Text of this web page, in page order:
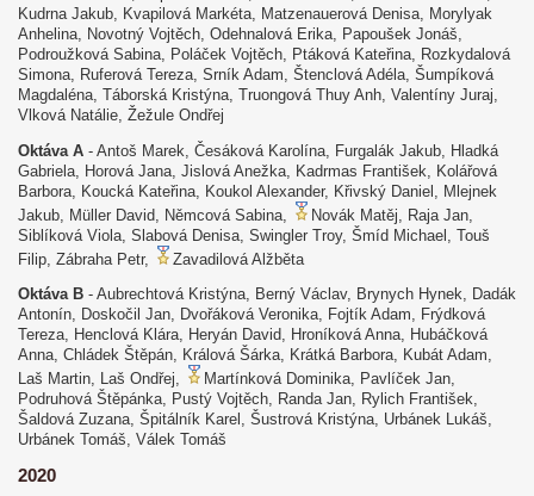
Kudrna Jakub, Kvapilová Markéta, Matzenauerová Denisa, Morylyak
Anhelina, Novotný Vojtěch, Odehnalová Erika, Papoušek Jonáš,
Podroužková Sabina, Poláček Vojtěch, Ptáková Kateřina, Rozkydalová
Simona, Ruferová Tereza, Srník Adam, Štenclová Adéla, Šumpíková
Magdaléna, Táborská Kristýna, Truongová Thuy Anh, Valentíny Juraj,
Vlková Natálie, Žežule Ondřej
Oktáva A - Antoš Marek, Česáková Karolína, Furgalák Jakub, Hladká
Gabriela, Horová Jana, Jislová Anežka, Kadrmas František, Kolářová
Barbora, Koucká Kateřina, Koukol Alexander, Křivský Daniel, Mlejnek
Jakub, Müller David, Němcová Sabina,
Novák Matěj, Raja Jan,
Siblíková Viola, Slabová Denisa, Swingler Troy, Šmíd Michael, Touš
Filip, Zábraha Petr,
Zavadilová Alžběta
Oktáva B - Aubrechtová Kristýna, Berný Václav, Brynych Hynek, Dadák
Antonín, Doskočil Jan, Dvořáková Veronika, Fojtík Adam, Frýdková
Tereza, Henclová Klára, Heryán David, Hroníková Anna, Hubáčková
Anna, Chládek Štěpán, Králová Šárka, Krátká Barbora, Kubát Adam,
Laš Martin, Laš Ondřej,
Martínková Dominika, Pavlíček Jan,
Podruhová Štěpánka, Pustý Vojtěch, Randa Jan, Rylich František,
Šaldová Zuzana, Špitálník Karel, Šustrová Kristýna, Urbánek Lukáš,
Urbánek Tomáš, Válek Tomáš
2020